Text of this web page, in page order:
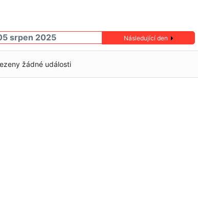
srpen 2025 Následující den
žádné události